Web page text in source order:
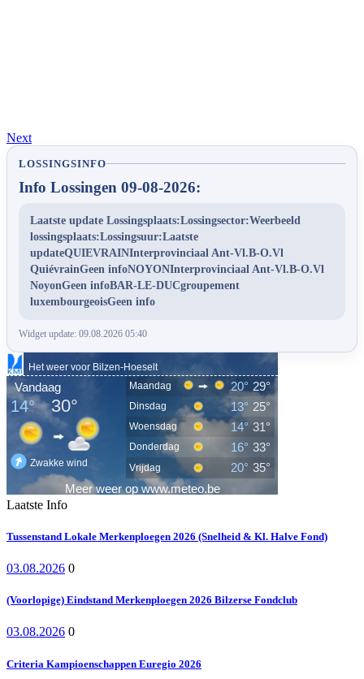
Next
LOSSINGSINFO
Info Lossingen 09-08-2026:
Laatste update Lossingsplaats:Lossingsector:Weerbeeld
lossingsplaats:Lossingsuur:Laatste
updateQUIEVRAINInterprovinciaal Ant-Vl.B-O.Vl
QuiévrainGeen infoNOYONInterprovinciaal Ant-Vl.B-O.Vl
NoyonGeen infoBAR-LE-DUCgroupement
luxembourgeoisGeen info
Widget update: 09.08.2026 05:40
Laatste Info
Tussenstand Lokale Merkenploegen 2026 (Snelheid & Kl. Halve Fond)
03.08.2026 0
(Voorlopige) Eindstand Merkenploegen 2026 Bilzerse Fondclub
03.08.2026 0
Criteria Kampioenschappen Euregio 2026